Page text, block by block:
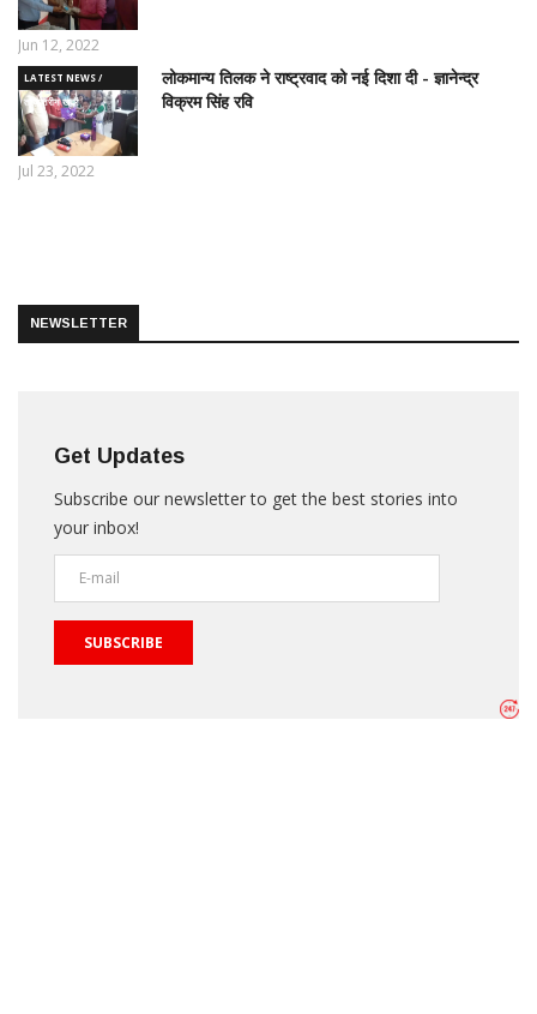
Jun 12, 2022
LATEST NEWS /
ताज़ातरीन खबरें
लोकमान्य तिलक ने राष्ट्रवाद को नई दिशा दी - ज्ञानेन्द्र
विक्रम सिंह रवि
Jul 23, 2022
NEWSLETTER
Get Updates
Subscribe our newsletter to get the best stories into
your inbox!
SUBSCRIBE